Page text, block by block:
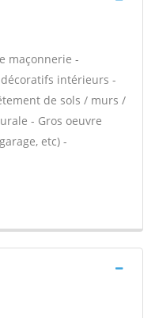
maçonnerie -
intérieurs -
de sols / murs /
- Gros oeuvre
etc) -